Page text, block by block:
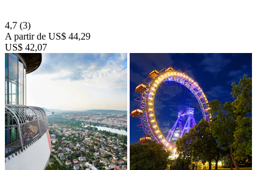
4,7 (3)
A partir de US$ 44,29
US$ 42,07